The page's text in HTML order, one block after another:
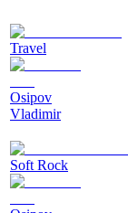
Travel
Osipov
Vladimir
Soft Rock